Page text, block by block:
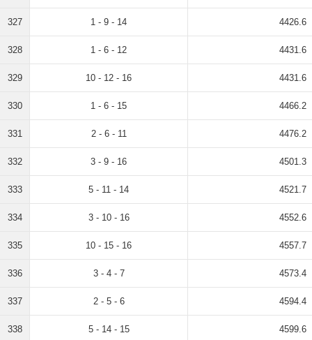
327 1 - 9 - 14 4426.6
328 1 - 6 - 12 4431.6
329 10 - 12 - 16 4431.6
330 1 - 6 - 15 4466.2
331 2 - 6 - 11 4476.2
332 3 - 9 - 16 4501.3
333 5 - 11 - 14 4521.7
334 3 - 10 - 16 4552.6
335 10 - 15 - 16 4557.7
336 3 - 4 - 7 4573.4
337 2 - 5 - 6 4594.4
338 5 - 14 - 15 4599.6